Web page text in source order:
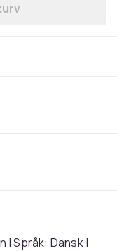
student |
| Språk: Dansk |